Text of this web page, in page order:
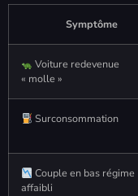
Symptôme
Voiture redevenue
« molle »
Surconsommation
Couple en bas régime
affaibli